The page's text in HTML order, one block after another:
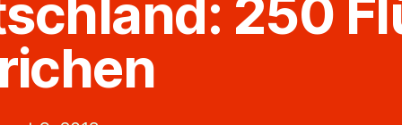
250